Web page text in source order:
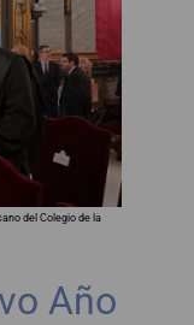
del Colegio de la
Año